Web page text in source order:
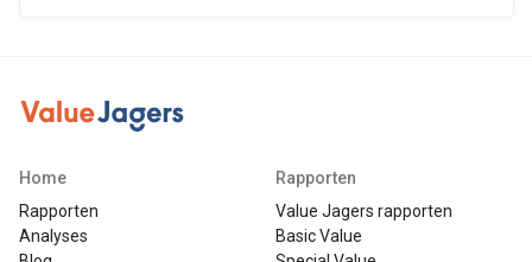
Home
Rapporten
Analyses
Rapporten
Value Jagers rapporten
Basic Value